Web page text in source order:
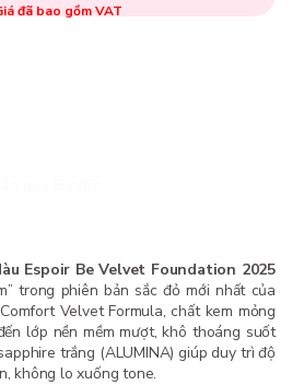
đã bao gồm VAT
Espoir Be Velvet Foundation 2025
trong phiên bản sắc đỏ mới nhất của
Velvet Formula, chất kem mỏng
lớp nền mềm mượt, khô thoáng suốt
trắng (ALUMINA) giúp duy trì độ
không lo xuống tone.